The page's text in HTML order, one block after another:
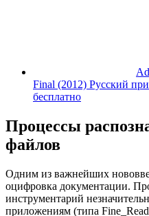
Final (2012) Русский
бесплатно
Процессы
файлов
Одним из важнейших
оцифровка документации.
инструментарий
приложениям (типа